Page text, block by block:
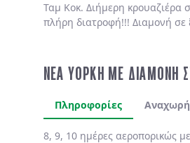
Ταμ Κοκ. Διήμερη κρουαζιέρα
πλήρη διατροφή!!! Διαμονή σε
ΝΕΑ ΥΟΡΚΗ ΜΕ ΔΙΑΜΟΝΗ
Πληροφορίες
8, 9, 10 ημέρες αεροπορικώς